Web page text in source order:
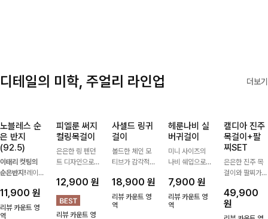
디테일의 미학, 주얼리 라인업 더보기
노블레스 순
은 반지
(92.5)
이태리 컷팅의
순은반지!레이
반지에요!고급스
러운 컬러감과
디테일로 강추에
11,900 원
리뷰 카운트 영
역
피엘룬 써지
컬링목걸이
은은한 링 펜던
트 디자인으로
써지컬스틸 소재
로 변색 걱정 없
이 데일리로 착
용하기 좋아요-
12,900 원
리뷰 카운트 영
사셀드 링귀
걸이
볼드한 체인 모
티브가 감각적인
는 귀걸이- 심플
하면서도 존재감
있는 디자인으로
18,900원
리뷰 카운트 영
역
헤룬나비 실
버귀걸이
미니 사이즈의
나비 쉐입으로
내어줄 이어링,
과하지 않은 포
인트가 되어줘
7,900 원
리뷰 카운트 영
역
캘디아 진주
목걸이+팔
찌SET
은은한 진주 목
걸이와 팔찌가
한 번에 완성도
높은 스타일링을
연출해주는 아이
49,900
원